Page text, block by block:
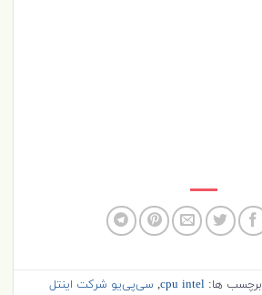
برچسب ها: cpu intel
, سی‌پی‌یو شرکت اینتل